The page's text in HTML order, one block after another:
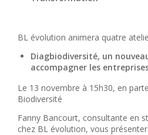
BL évolution animera quatre
Diagbiodiversité, un
accompagner les
Le 13 novembre à 15h30, en
Biodiversité
Fanny Bancourt, consultante en
chez BL évolution, vous